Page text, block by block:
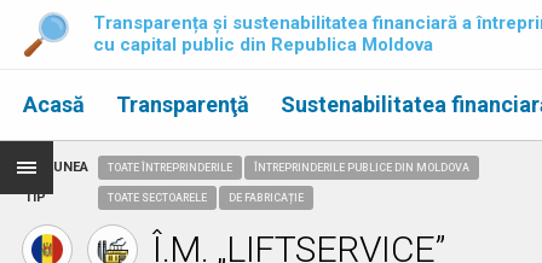
Transparența și sustenabilitatea financiară a
cu capital public din Republica Moldova
Acasă Transparenţă Sustenabilitatea
REGIUNEA
TIP
TOATE ÎNTREPRINDERILE ÎNTREPRINDERILE PUBLICE DIN MOLDOVA
TOATE SECTOARELE DE FABRICAȚIE
Î.M. „LIFTSERVICE”